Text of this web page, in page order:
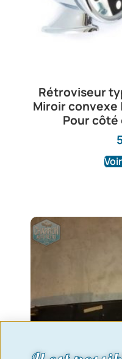
Rétroviseur
Miroir convexe
Pour